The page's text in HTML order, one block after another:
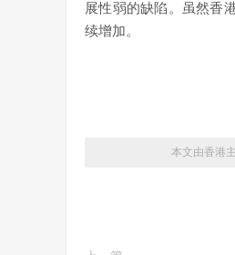
展性弱的缺陷。虽然香
续增加。
本文由香港